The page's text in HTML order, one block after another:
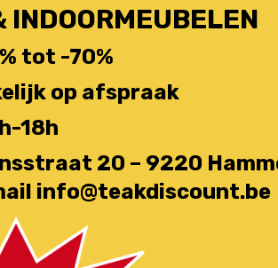
tot -70%
op afspraak
18h
20 – 9220
info@teakdiscount.be